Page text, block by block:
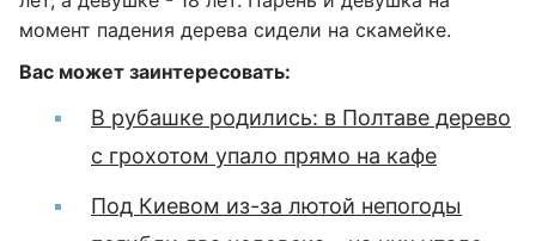
момент падения дерева сидели на скамейке.
Вас может заинтересовать:
В рубашке родились: в Полтаве дерево
с грохотом упало прямо на кафе
Под Киевом из-за лютой непогоды